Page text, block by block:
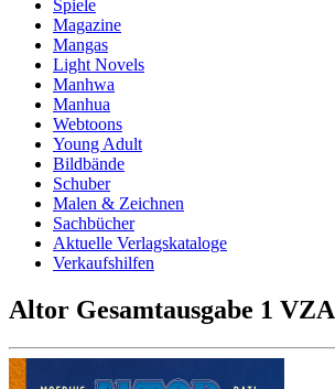
Spiele
Magazine
Mangas
Light Novels
Manhwa
Manhua
Webtoons
Young Adult
Bildbände
Schuber
Malen & Zeichnen
Sachbücher
Aktuelle Verlagskataloge
Verkaufshilfen
Altor Gesamtausgabe 1 VZA